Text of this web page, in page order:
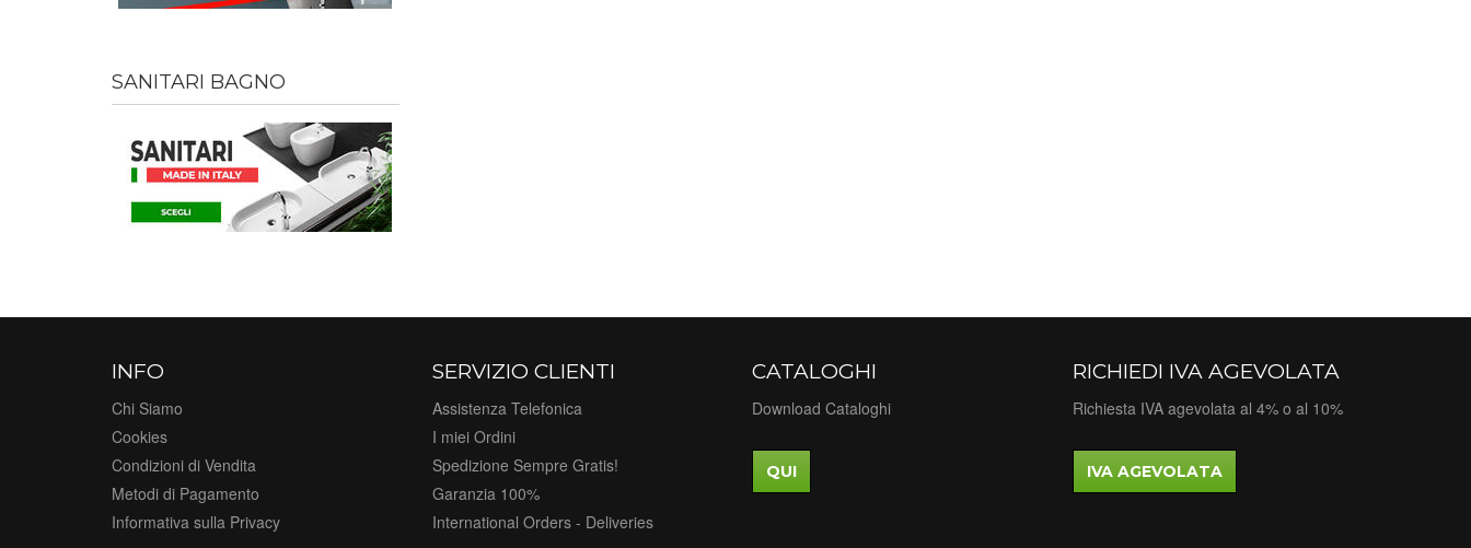
SANITARI BAGNO
INFO
Chi Siamo
Cookies
Condizioni di Vendita
Metodi di Pagamento
Informativa sulla Privacy
SERVIZIO CLIENTI
Assistenza Telefonica
I miei Ordini
Spedizione Sempre Gratis!
Garanzia 100%
International Orders - Deliveries
CATALOGHI
Download Cataloghi
QUI
RICHIEDI IVA AGEVOLATA
Richiesta IVA agevolata al 4% o al 10%
IVA AGEVOLATA